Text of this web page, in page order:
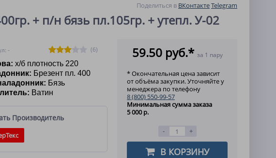
Поделиться в ВКонтактеTelegram
+ п/н бязь пл.105гр. + утепл. У-02
-
(6)
х/б плотность 220
Брезент пл. 400
Бязь
Ватин
Производитель
59.50 руб.* за 1 пару
* Окончательная цена зависит
от объёма закупки. Уточняйте у
менеджера по телефону
8 (800) 550-99-57
Минимальная сумма заказа
5 000 р.
- +
В КОРЗИНУ